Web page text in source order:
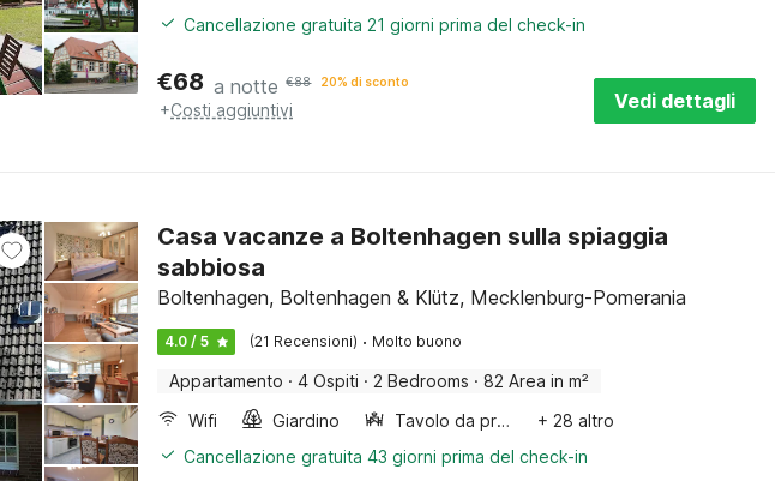
Cancellazione gratuita 21 giorni prima del check-in
€68 a notte €88 20% di sconto
+Costi aggiuntivi Vedi dettagli
Casa vacanze a Boltenhagen sulla spiaggia
sabbiosa
Boltenhagen, Boltenhagen & Klütz, Mecklenburg-Pomerania
4.0 / 5 (21 Recensioni) · Molto buono
Appartamento · 4 Ospiti · 2 Bedrooms · 82 Area in m²
Wifi
Giardino Tavolo da pranzo
+ 28 altro
Cancellazione gratuita 43 giorni prima del check-in